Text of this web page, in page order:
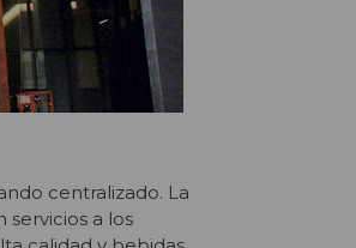
centralizado. La
a los